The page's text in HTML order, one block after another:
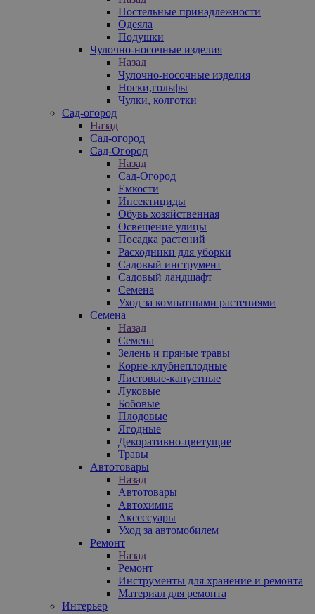
Постельные принадлежности
Одеяла
Подушки
Чулочно-носочные изделия
Назад
Чулочно-носочные изделия
Носки,гольфы
Чулки, колготки
Сад-огород
Назад
Сад-огород
Сад-Огород
Назад
Сад-Огород
Емкости
Инсектициды
Обувь хозяйственная
Освещение улицы
Посадка растений
Расходники для уборки
Садовый инструмент
Садовый ландшафт
Семена
Уход за комнатными растениями
Семена
Назад
Семена
Зелень и пряные травы
Корне-клубнеплодные
Листовые-капустные
Луковые
Бобовые
Плодовые
Ягодные
Декоративно-цветущие
Травы
Автотовары
Назад
Автотовары
Автохимия
Аксессуары
Уход за автомобилем
Ремонт
Назад
Ремонт
Инструменты для хранение и ремонта
Материал для ремонта
Интерьер